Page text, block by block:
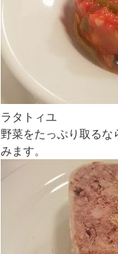
ラタトィユ
野菜をたっぷり取る
みます。